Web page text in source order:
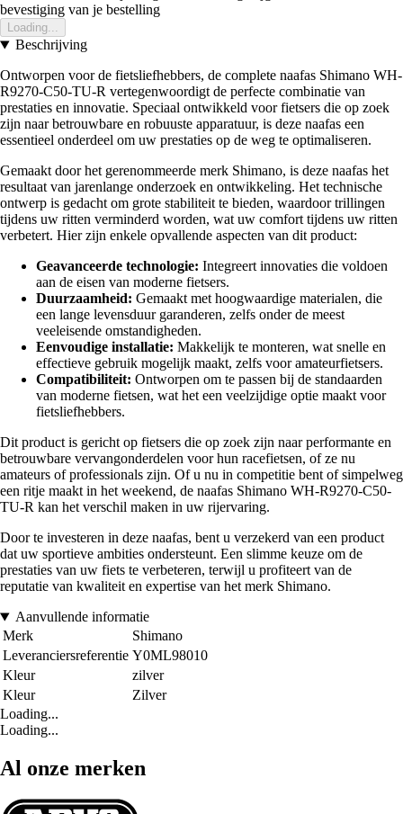
bevestiging van je bestelling
Loading...
Beschrijving
Ontworpen voor de fietsliefhebbers, de complete naafas Shimano WH-
R9270-C50-TU-R vertegenwoordigt de perfecte combinatie van
prestaties en innovatie. Speciaal ontwikkeld voor fietsers die op zoek
zijn naar betrouwbare en robuuste apparatuur, is deze naafas een
essentieel onderdeel om uw prestaties op de weg te optimaliseren.
Gemaakt door het gerenommeerde merk Shimano, is deze naafas het
resultaat van jarenlange onderzoek en ontwikkeling. Het technische
ontwerp is gedacht om grote stabiliteit te bieden, waardoor trillingen
tijdens uw ritten verminderd worden, wat uw comfort tijdens uw ritten
verbetert. Hier zijn enkele opvallende aspecten van dit product:
Geavanceerde technologie: Integreert innovaties die voldoen
aan de eisen van moderne fietsers.
Duurzaamheid: Gemaakt met hoogwaardige materialen, die
een lange levensduur garanderen, zelfs onder de meest
veeleisende omstandigheden.
Eenvoudige installatie: Makkelijk te monteren, wat snelle en
effectieve gebruik mogelijk maakt, zelfs voor amateurfietsers.
Compatibiliteit: Ontworpen om te passen bij de standaarden
van moderne fietsen, wat het een veelzijdige optie maakt voor
fietsliefhebbers.
Dit product is gericht op fietsers die op zoek zijn naar performante en
betrouwbare vervangonderdelen voor hun racefietsen, of ze nu
amateurs of professionals zijn. Of u nu in competitie bent of simpelweg
een ritje maakt in het weekend, de naafas Shimano WH-R9270-C50-
TU-R kan het verschil maken in uw rijervaring.
Door te investeren in deze naafas, bent u verzekerd van een product
dat uw sportieve ambities ondersteunt. Een slimme keuze om de
prestaties van uw fiets te verbeteren, terwijl u profiteert van de
reputatie van kwaliteit en expertise van het merk Shimano.
Aanvullende informatie
Merk
Shimano
Leveranciersreferentie Y0ML98010
Kleur
zilver
Kleur
Zilver
Loading...
Loading...
Al onze merken